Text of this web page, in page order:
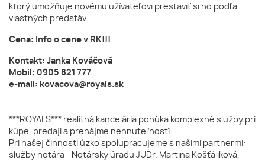
ktorý umožňuje novému užívateľovi prestaviť si ho podľa
vlastných predstáv.
Cena: Info o cene v RK!!!
Kontakt: Janka Kováčová
Mobil: 0905 821 777
e-mail: kovacova@royals.sk
***ROYALS*** realitná kancelária ponúka komplexné služby pri
kúpe, predaji a prenájme nehnuteľností.
Pri našej činnosti úzko spolupracujeme s našimi partnermi:
služby notára - Notársky úradu JUDr. Martina Košťáliková,